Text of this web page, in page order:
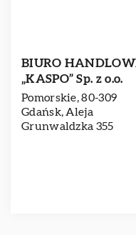
BIURO
„KASPO” Sp. z o.o.
Pomorskie, 80-309
Gdańsk, Aleja
Grunwaldzka 355